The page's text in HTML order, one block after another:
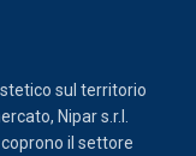
sul territorio
Nipar s.r.l.
il settore